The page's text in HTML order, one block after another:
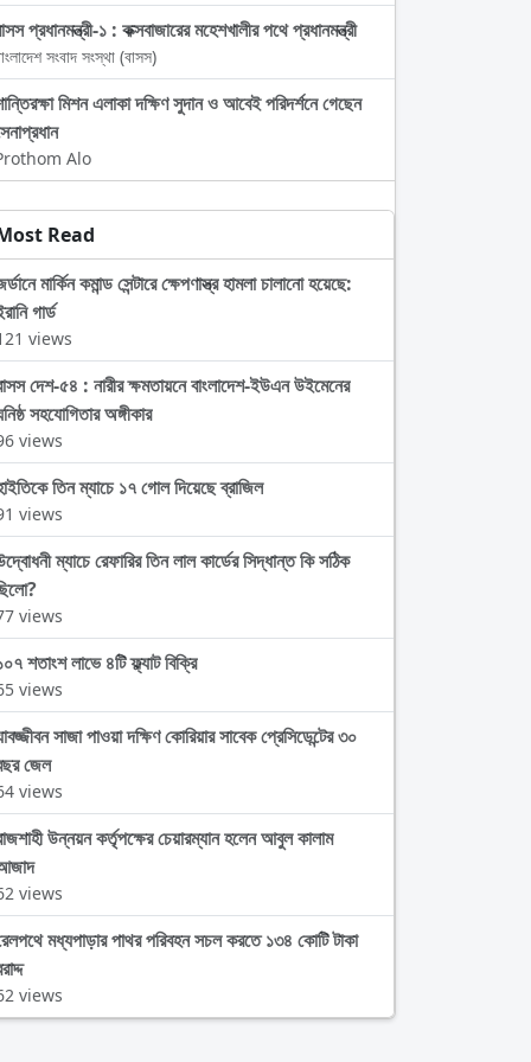
প্রধানমন্ত্রী-১ : কক্সবাজারের মহেশখালীর পথে প্রধানমন্ত্রী
সংবাদ সংস্থা (বাসস)
মিশন এলাকা দক্ষিণ সুদান ও আবেই পরিদর্শনে গেছেন
Alo
Read
মার্কিন কমান্ড সেন্টারে ক্ষেপণাস্ত্র হামলা চালানো হয়েছে:
গার্ড
views
দেশ-৫৪ : নারীর ক্ষমতায়নে বাংলাদেশ-ইউএন উইমেনের
সহযোগিতার অঙ্গীকার
views
তিন ম্যাচে ১৭ গোল দিয়েছে ব্রাজিল
views
ম্যাচে রেফারির তিন লাল কার্ডের সিদ্ধান্ত কি সঠিক
views
শতাংশ লাভে ৪টি ফ্ল্যাট বিক্রি
views
সাজা পাওয়া দক্ষিণ কোরিয়ার সাবেক প্রেসিডেন্টের ৩০
জেল
views
উন্নয়ন কর্তৃপক্ষের চেয়ারম্যান হলেন আবুল কালাম
views
মধ্যপাড়ার পাথর পরিবহন সচল করতে ১৩৪ কোটি টাকা
views